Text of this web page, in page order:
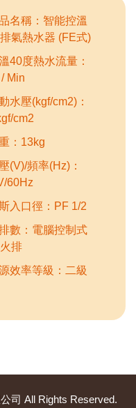
名稱：智能控溫
氣熱水器 (FE式)
40度熱水流量：
Min
水壓(kgf/cm2)：
cm2
：13kg
(V)/頻率(Hz)：
60Hz
入口徑：PF 1/2
數：電腦控制式
排
效率等級：二級
司 All Rights Reserved.